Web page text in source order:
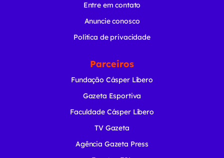
Entre em contato
Anuncie conosco
Política de privacidade
Parceiros
Fundação Cásper Líbero
Gazeta Esportiva
Faculdade Cásper Líbero
TV Gazeta
Agência Gazeta Press